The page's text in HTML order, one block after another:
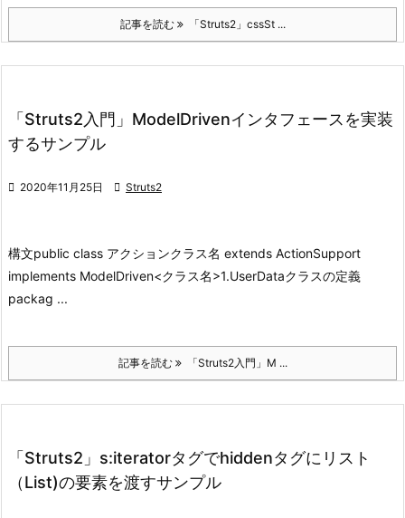
記事を読む 「Struts2」cssSt ...
「Struts2入門」ModelDrivenインタフェースを実装
するサンプル
 2020年11月25日  Struts2
構文public class アクションクラス名 extends ActionSupport
implements ModelDriven<クラス名>1.UserDataクラスの定義
packag ...
記事を読む 「Struts2入門」M ...
「Struts2」s:iteratorタグでhiddenタグにリスト
（List)の要素を渡すサンプル